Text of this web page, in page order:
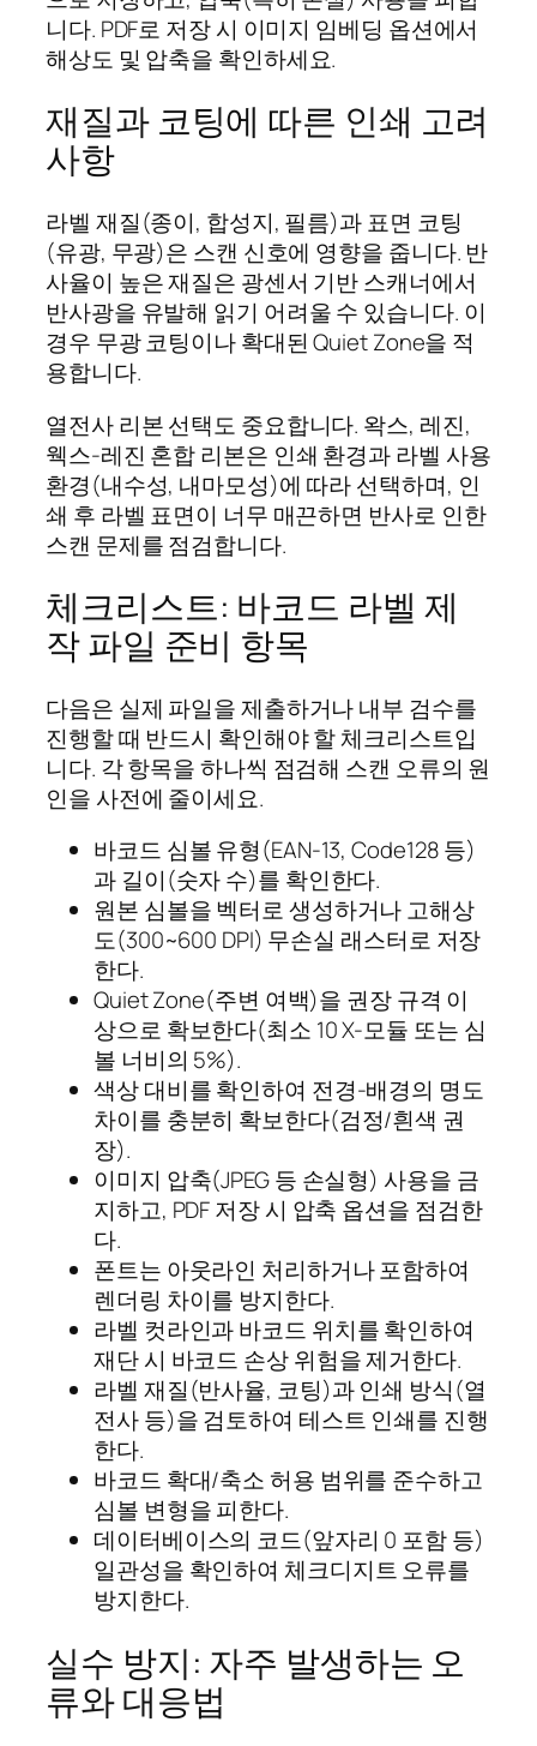
니다. PDF로 저장 시 이미지 임베딩 옵션에서
해상도 및 압축을 확인하세요.
재질과 코팅에 따른 인쇄 고려
사항
라벨 재질(종이, 합성지, 필름)과 표면 코팅
(유광, 무광)은 스캔 신호에 영향을 줍니다. 반
사율이 높은 재질은 광센서 기반 스캐너에서
반사광을 유발해 읽기 어려울 수 있습니다. 이
경우 무광 코팅이나 확대된 Quiet Zone을 적
용합니다.
열전사 리본 선택도 중요합니다. 왁스, 레진,
웩스-레진 혼합 리본은 인쇄 환경과 라벨 사용
환경(내수성, 내마모성)에 따라 선택하며, 인
쇄 후 라벨 표면이 너무 매끈하면 반사로 인한
스캔 문제를 점검합니다.
체크리스트: 바코드 라벨 제
작 파일 준비 항목
다음은 실제 파일을 제출하거나 내부 검수를
진행할 때 반드시 확인해야 할 체크리스트입
니다. 각 항목을 하나씩 점검해 스캔 오류의 원
인을 사전에 줄이세요.
바코드 심볼 유형(EAN-13, Code128 등)
과 길이(숫자 수)를 확인한다.
원본 심볼을 벡터로 생성하거나 고해상
도(300~600 DPI) 무손실 래스터로 저장
한다.
Quiet Zone(주변 여백)을 권장 규격 이
상으로 확보한다(최소 10 X-모듈 또는 심
볼 너비의 5%).
색상 대비를 확인하여 전경-배경의 명도
차이를 충분히 확보한다(검정/흰색 권
장).
이미지 압축(JPEG 등 손실형) 사용을 금
지하고, PDF 저장 시 압축 옵션을 점검한
다.
폰트는 아웃라인 처리하거나 포함하여
렌더링 차이를 방지한다.
라벨 컷라인과 바코드 위치를 확인하여
재단 시 바코드 손상 위험을 제거한다.
라벨 재질(반사율, 코팅)과 인쇄 방식(열
전사 등)을 검토하여 테스트 인쇄를 진행
한다.
바코드 확대/축소 허용 범위를 준수하고
심볼 변형을 피한다.
데이터베이스의 코드(앞자리 0 포함 등)
일관성을 확인하여 체크디지트 오류를
방지한다.
실수 방지: 자주 발생하는 오
류와 대응법